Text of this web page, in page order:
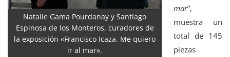
Natalie Gama Pourdanay y Santiago
Espinosa de los Monteros, curadores de
la exposición «Francisco Icaza. Me quiero
ir al mar».
mar”,
muestra un
total de 145
piezas